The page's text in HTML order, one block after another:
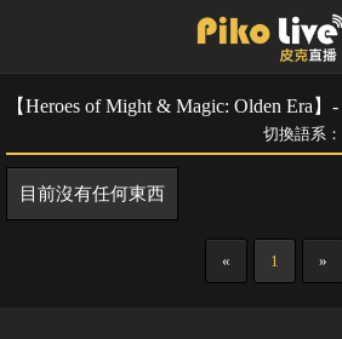
【Heroes of Might & Magic: Olden Era
切換語系：
目前沒有任何東西
« 1 »